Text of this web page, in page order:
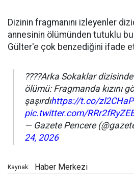
Dizinin fragmanını izleyenler
annesinin ölümünden tutuklu
Gülter'e çok benzediğini ifade
????Arka Sokaklar
ölümü: Fragmanda kızını
şaşırdıhttps://t.co/
pic.twitter.com/
— Gazete Pencere
24, 2026
Kaynak: Haber Merkezi